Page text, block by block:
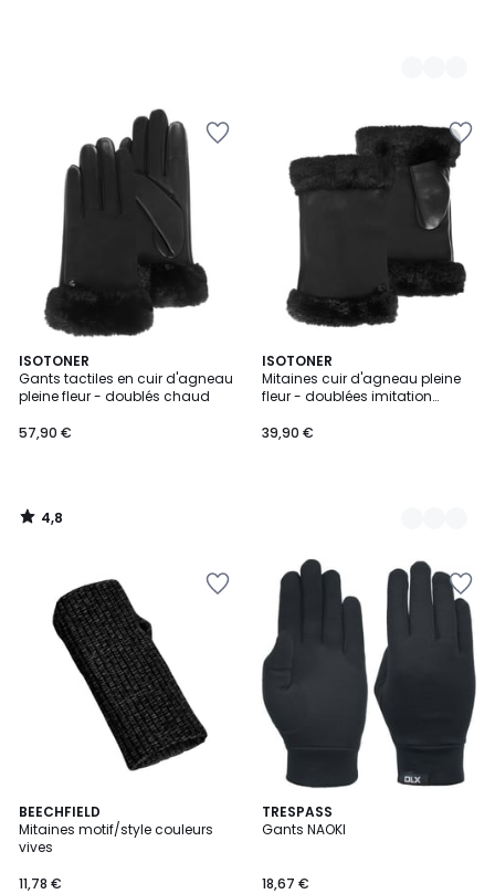
ISOTONER
Gants tactiles en cuir d'agneau
pleine fleur - doublés chaud
57,90 €
4,8
/ 5
4,8
/
ISOTONER
Mitaines cuir d'agneau pleine
fleur - doublées imitation
39,90 €
2
Couleurs
BEECHFIELD
Mitaines motif/style couleurs
vives
11,78 €
2
Couleurs
TRESPASS
Gants NAOKI
18,67 €